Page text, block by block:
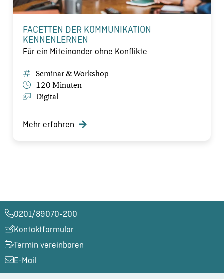
FACETTEN DER KOMMUNIKATION
KENNENLERNEN
Für ein Miteinander ohne Konflikte
Seminar & Workshop
120 Minuten
Digital
Mehr erfahren
0201/89070-200​
Kontaktformular
Termin vereinbaren
E-Mail